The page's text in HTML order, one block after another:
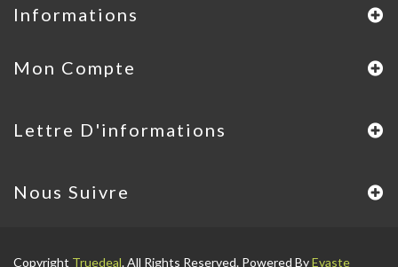
Informations
Mon Compte
Lettre D'informations
Nous Suivre
Copyright Truedeal. All Rights Reserved. Powered ByEvaste